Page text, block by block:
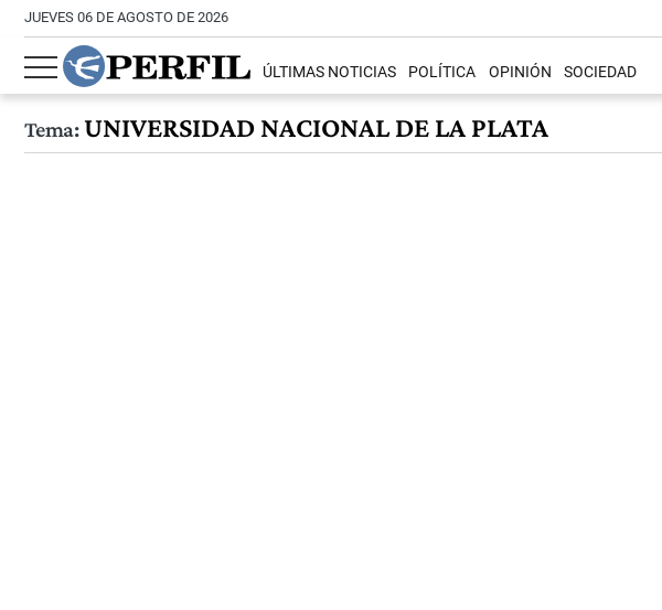
JUEVES 06 DE AGOSTO DE 2026
ÚLTIMAS NOTICIAS POLÍTICA OPINIÓN SOCIEDAD
Tema:UNIVERSIDAD NACIONAL DE LA PLATA